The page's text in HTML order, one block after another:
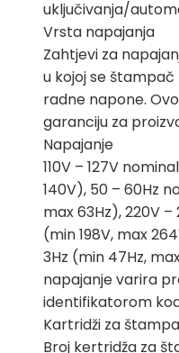
uključivanja/
Vrsta napajanja
Zahtjevi za
u kojoj se
radne napone.
garanciju za
Napajanje
110V – 127V
140V), 50 – 60Hz
max 63Hz), 220V
(min 198V, max
3Hz (min 47Hz,
napajanje varira
identifikatorom
Kartridži za
Broj kertridža za